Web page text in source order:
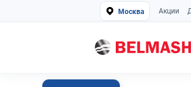
Москва Акции